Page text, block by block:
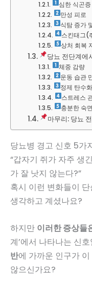
심한 식곤증
만성 피로
식탐 증가
스킨태그(
상처 회복
당뇨 전단계에
체중 감량
운동 습관
정제 탄수
스트레스
충분한 숙
마무리: 당뇨
당뇨병 경고 신호 5가
“갑자기 쥐가 자주 생
가 잘 낫지 않는다?”
혹시 이런 변화들이
생각하고 계셨나요?
하지만 이러한 증상들
계’에서 나타나는 신
반에 가까운 인구가
않으신가요?